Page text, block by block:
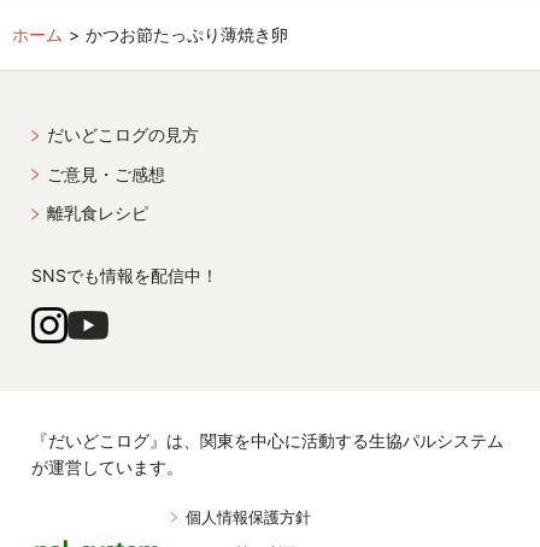
ホーム かつお節たっぷり薄焼き卵
だいどこログの見方
ご意見・ご感想
離乳食レシピ
SNSでも情報を配信中！
『だいどこログ』は、関東を中心に活動する生協パルシステム
が運営しています。
個人情報保護方針